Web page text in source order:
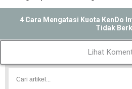
4 Cara Mengatasi Kuota KenDo
Tidak
Lihat